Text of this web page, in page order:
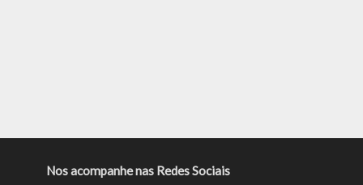
Nos acompanhe nas Redes Sociais